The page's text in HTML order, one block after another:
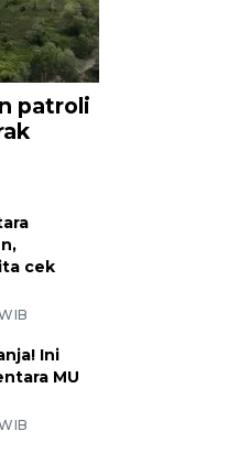
patroli
cek
Ini
MU